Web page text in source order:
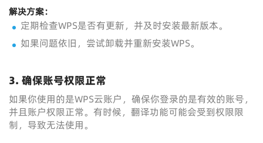
解决方案：
定期检查WPS是否有更新，并及时安装最新版本。
如果问题依旧，尝试卸载并重新安装WPS。
3. 确保账号权限正常
如果你使用的是WPS云账户，确保你登录的是有效的账号，
并且账户权限正常。有时候，翻译功能可能会受到权限限
制，导致无法使用。